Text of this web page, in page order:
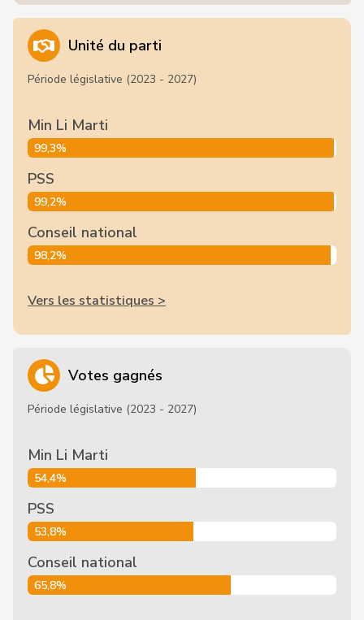
Unité du parti
Période législative (2023 - 2027)
Min Li Marti
99,3%
PSS
99,2%
Conseil national
98,2%
Vers les statistiques >
Votes gagnés
Période législative (2023 - 2027)
Min Li Marti
54,4%
PSS
53,8%
Conseil national
65,8%